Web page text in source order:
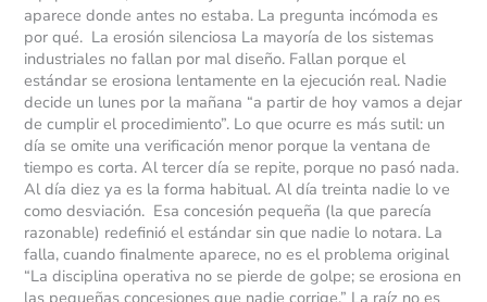
aparece donde antes no estaba. La pregunta incómoda es
por qué. La erosión silenciosa La mayoría de los sistemas
industriales no fallan por mal diseño. Fallan porque el
estándar se erosiona lentamente en la ejecución real. Nadie
decide un lunes por la mañana “a partir de hoy vamos a dejar
de cumplir el procedimiento”. Lo que ocurre es más sutil: un
día se omite una verificación menor porque la ventana de
tiempo es corta. Al tercer día se repite, porque no pasó nada.
Al día diez ya es la forma habitual. Al día treinta nadie lo ve
como desviación. Esa concesión pequeña (la que parecía
razonable) redefinió el estándar sin que nadie lo notara. La
falla, cuando finalmente aparece, no es el problema original
“La disciplina operativa no se pierde de golpe; se erosiona en